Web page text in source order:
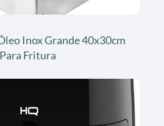
Inox Grande 40x30cm
Para Fritura